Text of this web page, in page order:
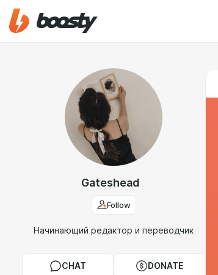
Gateshead
Follow
Начинающий редактор и переводчик
CHAT DONATE